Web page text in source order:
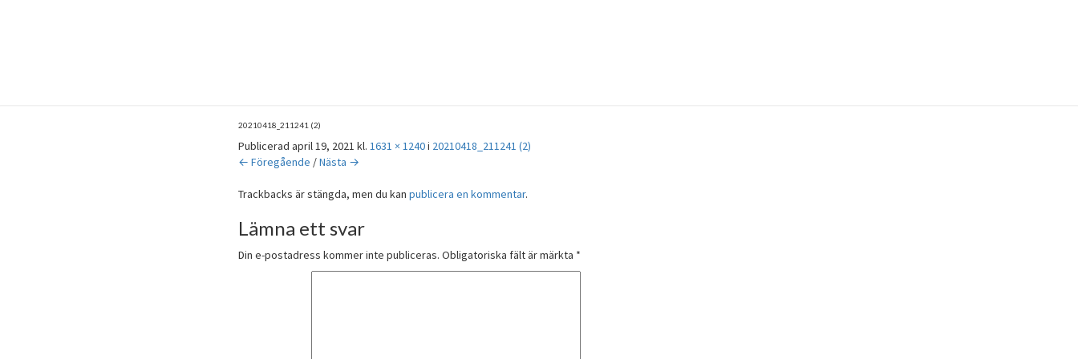
20210418_211241 (2)
Publicerad april 19, 2021 kl. 1631 × 1240i 20210418_211241 (2)
← Föregående /Nästa →
Trackbacks är stängda, men du kan publicera en kommentar.
Lämna ett svar
Din e-postadress kommer inte publiceras. Obligatoriska fält är märkta *